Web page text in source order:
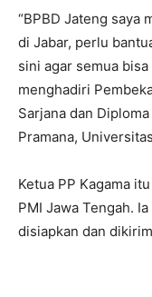
“BPBD Jateng saya
di Jabar, perlu
sini agar semua
menghadiri
Sarjana dan
Pramana,
Ketua PP Kagama
PMI Jawa Tengah.
disiapkan dan